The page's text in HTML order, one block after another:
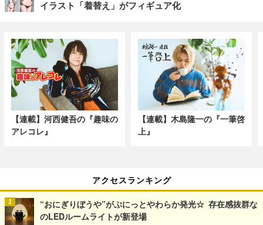
イラスト「着替え」がフィギュア化
【連載】河西健吾の『趣味の
アレコレ』
【連載】木島隆一の『一筆啓
上』
アクセスランキング
“おにぎりぼうや”がぷにっとやわらか発光☆ 存在感抜群な
のLEDルームライトが新登場